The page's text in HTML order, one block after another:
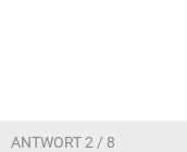
ANTWORT 2 / 8